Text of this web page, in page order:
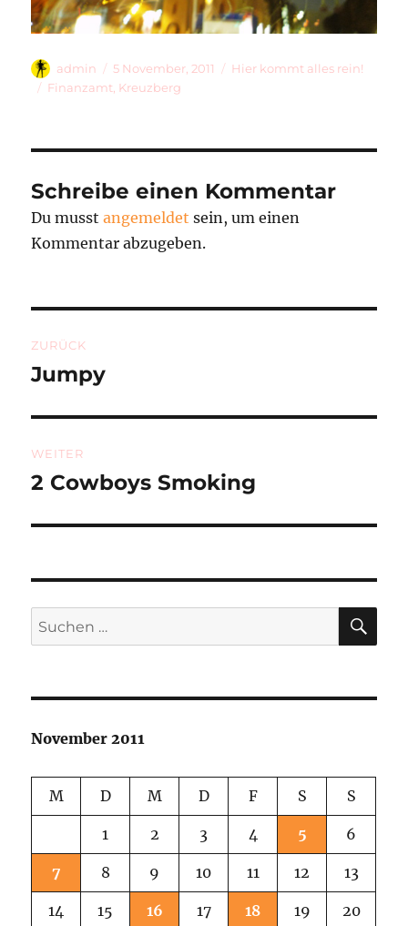
Autor
admin
Veröffentlicht
am
5 November, 2011 Kategorien
Hier kommt alles rein!
Schlagwörter
Finanzamt, Kreuzberg
Schreibe einen Kommentar
Du musstangemeldet sein, um einen
Kommentar abzugeben.
ZURÜCK
Vorheriger
Jumpy
WEITER
Nächster
2 Cowboys Smoking
Suchen
nach:
November 2011
M D M D F S S
1 2 3 4 5 6
7 8 9 10 11 12 13
14 15 16 17 18 19 20